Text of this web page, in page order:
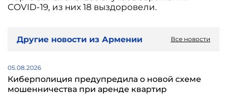
COVID-19, из них 18 выздоровели.
Другие новости из Армении Все новости
05.08.2026
Киберполиция предупредила о новой схеме
мошенничества при аренде квартир